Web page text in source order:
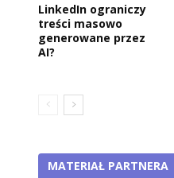
LinkedIn ograniczy
treści masowo
generowane przez
AI?
MATERIAŁ PARTNERA